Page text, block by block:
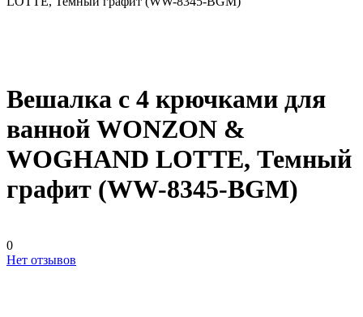
Вешалка с 4 крючками для
ванной WONZON &
WOGHAND LOTTE, Темный
графит (WW-8345-BGM)
0
Нет отзывов